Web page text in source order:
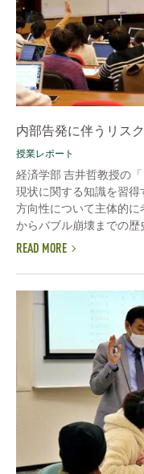
内部告発に伴うリス
授業レポート
経済学部 吉井哲教授の
現状に関する知識を習得
方向性について主体的
からバブル崩壊までの歴
READ MORE